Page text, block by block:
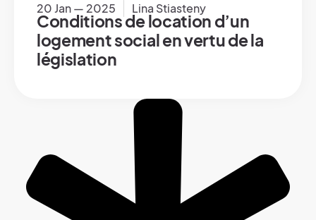
20 Jan — 2025 Lina Stiasteny
Conditions de location d’un
logement social en vertu de la
législation